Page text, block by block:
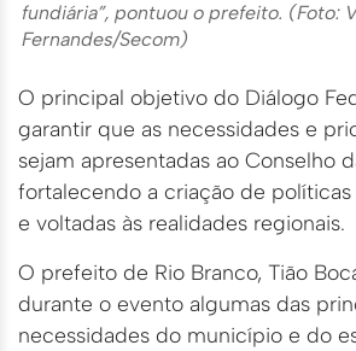
fundiária”, pontuou o prefeito. (Foto:
Fernandes/Secom)
O principal objetivo do Diálogo
garantir que as necessidades e
sejam apresentadas ao Conselho
fortalecendo a criação de
e voltadas às realidades regionais.
O prefeito de Rio Branco, Tião
durante o evento algumas das
necessidades do município e do